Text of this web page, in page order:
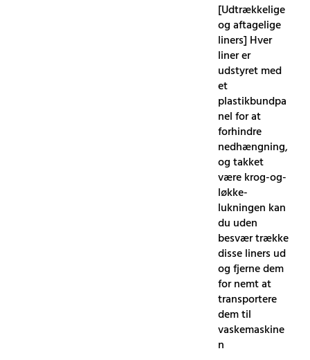
[Udtrækkelige
og aftagelige
liners] Hver
liner er
udstyret med
et
plastikbundpa
nel for at
forhindre
nedhængning,
og takket
være krog-og-
løkke-
lukningen kan
du uden
besvær trække
disse liners ud
og fjerne dem
for nemt at
transportere
dem til
vaskemaskine
n